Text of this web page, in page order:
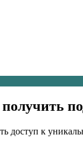
доступ к